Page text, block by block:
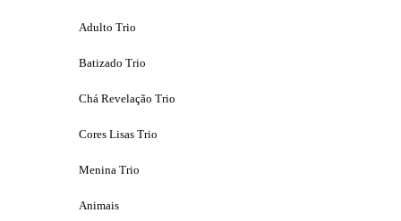
Adulto Trio
Batizado Trio
Chá Revelação Trio
Cores Lisas Trio
Menina Trio
Animais